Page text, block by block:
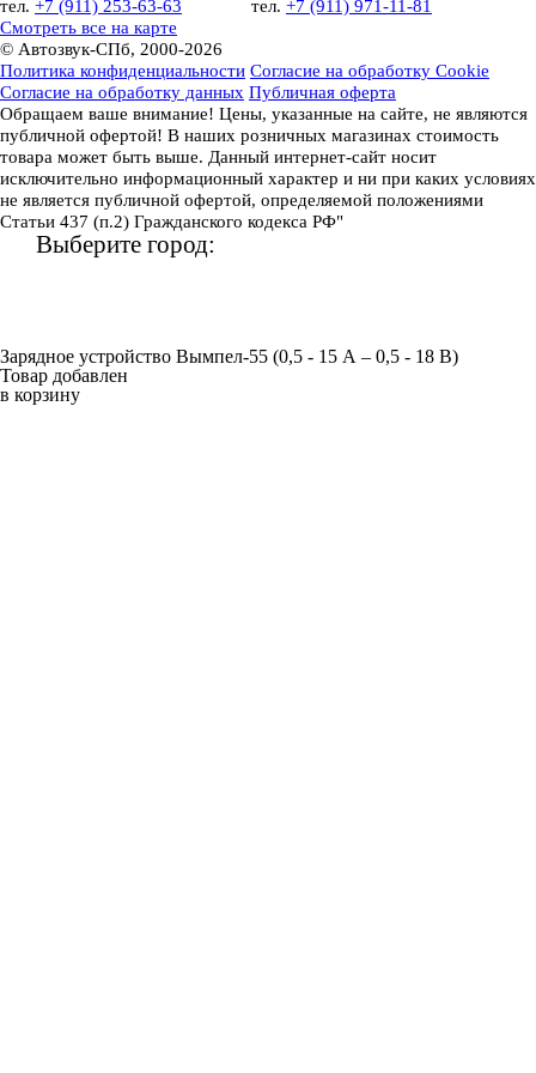
тел. +7 (911) 253-63-63 тел. +7 (911) 971-11-81
Смотреть все на карте
© Автозвук-СПб, 2000-2026
Политика конфиденциальности Согласие на обработку Cookie
Согласие на обработку данных Публичная оферта
Обращаем ваше внимание! Цены, указанные на сайте, не являются
публичной офертой! В наших розничных магазинах стоимость
товара может быть выше. Данный интернет-сайт носит
исключительно информационный характер и ни при каких условиях
не является публичной офертой, определяемой положениями
Статьи 437 (п.2) Гражданского кодекса РФ"
Выберите город:
Зарядное устройство Вымпел-55 (0,5 - 15 А – 0,5 - 18 В)
Товар добавлен
в корзину